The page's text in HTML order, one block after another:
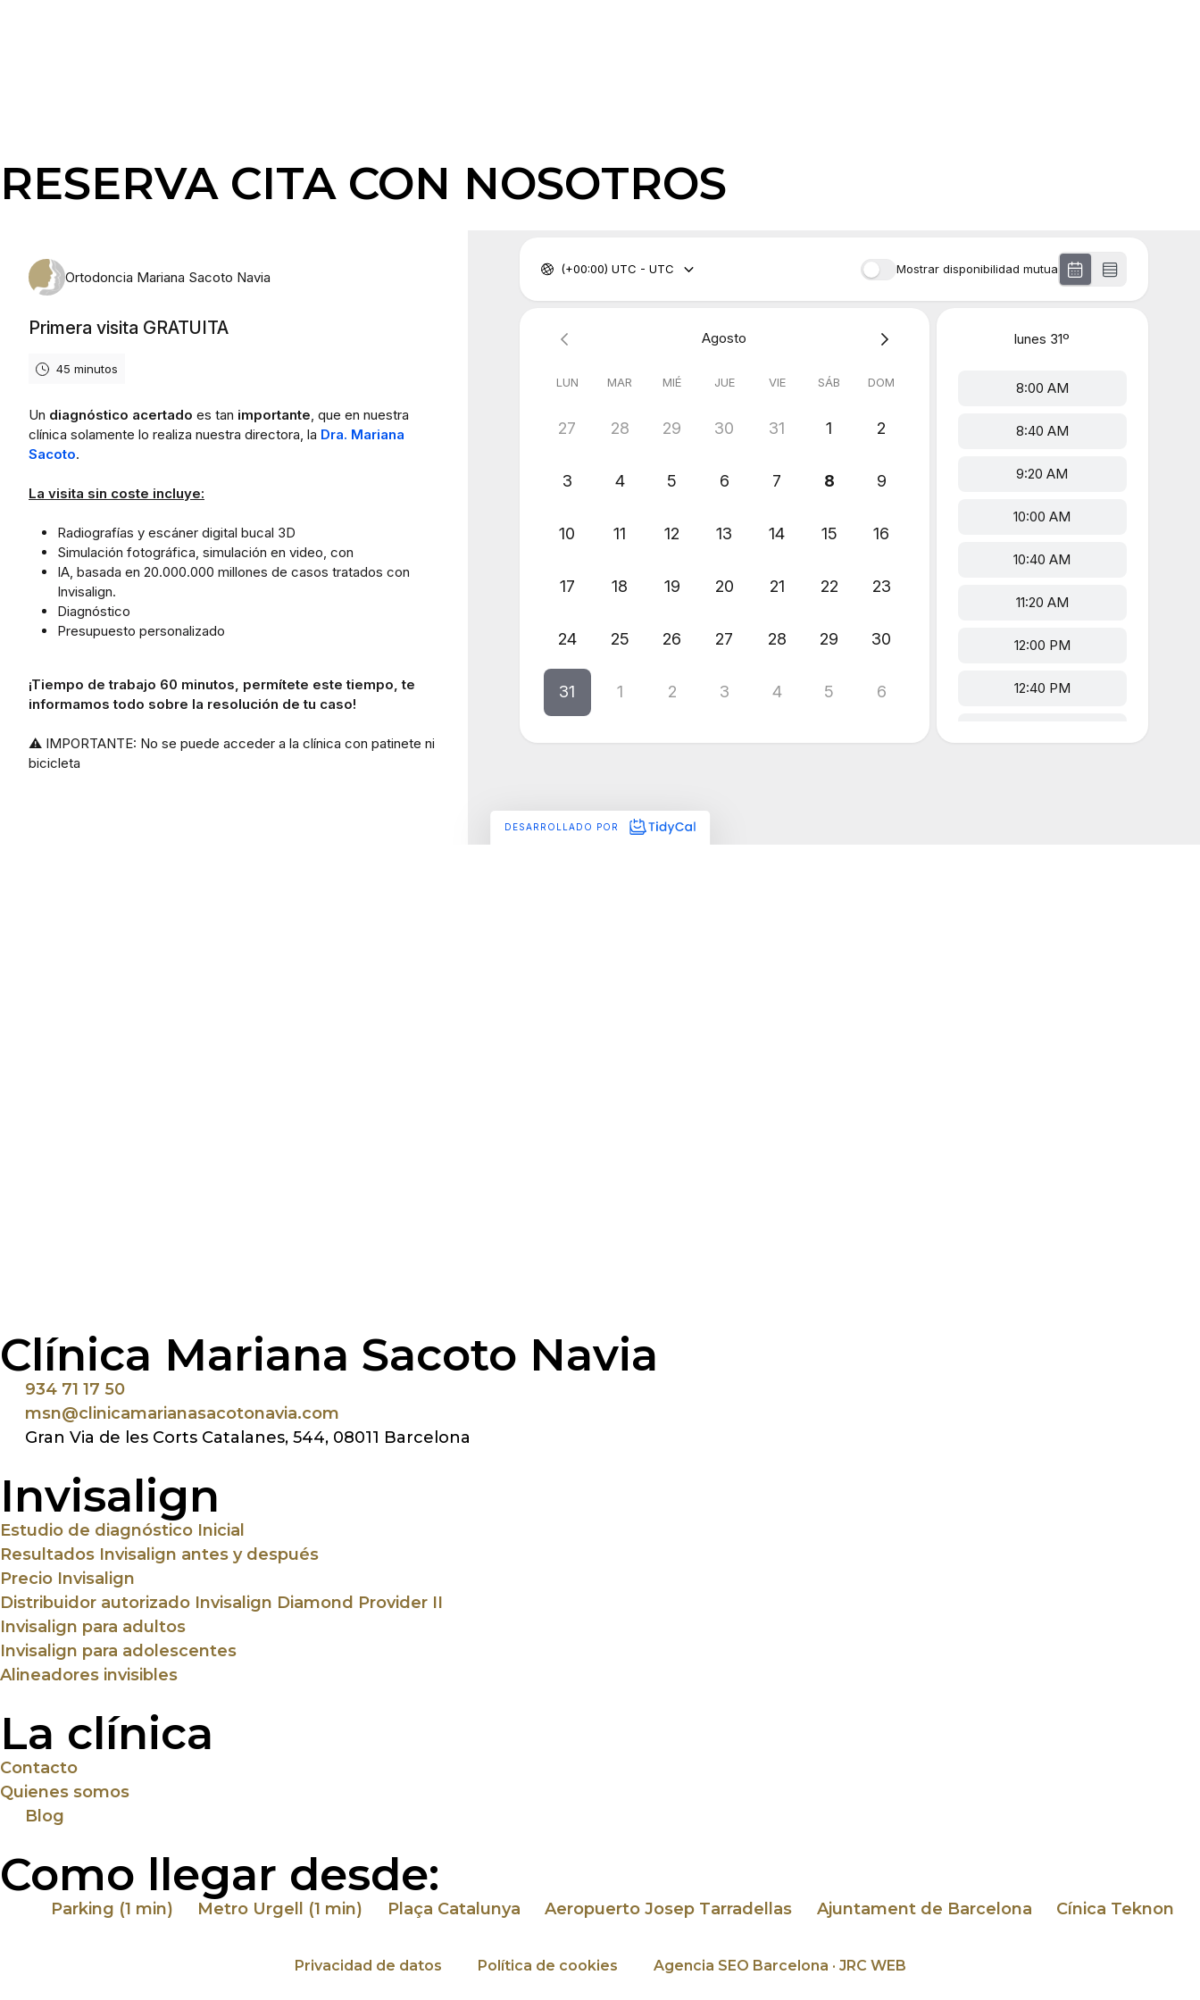
RESERVA CITA CON NOSOTROS
Clínica Mariana Sacoto Navia
934 71 17 50
msn@clinicamarianasacotonavia.com
Gran Via de les Corts Catalanes, 544, 08011 Barcelona
Invisalign
Estudio de diagnóstico Inicial
Resultados Invisalign antes y después
Precio Invisalign
Distribuidor autorizado Invisalign Diamond Provider II
Invisalign para adultos
Invisalign para adolescentes
Alineadores invisibles
La clínica
Contacto
Quienes somos
Blog
Como llegar desde:
Parking (1 min) Metro Urgell (1 min) Plaça Catalunya Aeropuerto Josep Tarradellas Ajuntament de Barcelona Cínica Teknon
Privacidad de datos Política de cookies Agencia SEO Barcelona · JRC WEB